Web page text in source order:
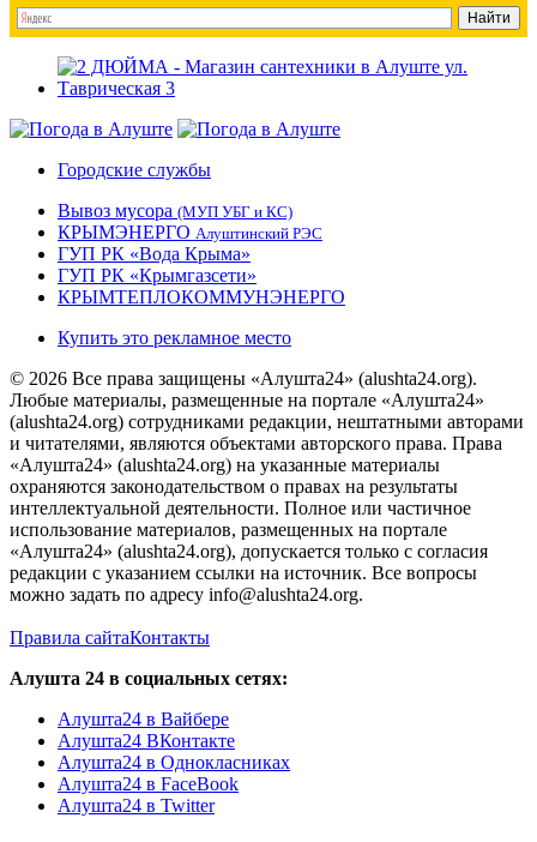
Городские службы
Вывоз мусора (МУП УБГ и КС)
КРЫМЭНЕРГО Алуштинский РЭС
ГУП РК «Вода Крыма»
ГУП РК «Крымгазсети»
КРЫМТЕПЛОКОММУНЭНЕРГО
Купить это рекламное место
© 2026 Все права защищены «Алушта24» (alushta24.org).
Любые материалы, размещенные на портале «Алушта24»
(alushta24.org) сотрудниками редакции, нештатными авторами
и читателями, являются объектами авторского права. Права
«Алушта24» (alushta24.org) на указанные материалы
охраняются законодательством о правах на результаты
интеллектуальной деятельности. Полное или частичное
использование материалов, размещенных на портале
«Алушта24» (alushta24.org), допускается только с согласия
редакции с указанием ссылки на источник. Все вопросы
можно задать по адресу info@alushta24.org.
Правила сайтаКонтакты
Алушта 24 в социальных сетях:
Алушта24 в Вайбере
Алушта24 ВКонтакте
Алушта24 в Однокласниках
Алушта24 в FaceBook
Алушта24 в Twitter